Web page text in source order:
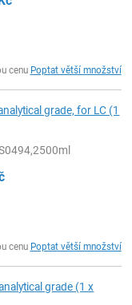
cenu Poptat větší množství
grade, for LC (1
cenu Poptat větší množství
grade (1 x